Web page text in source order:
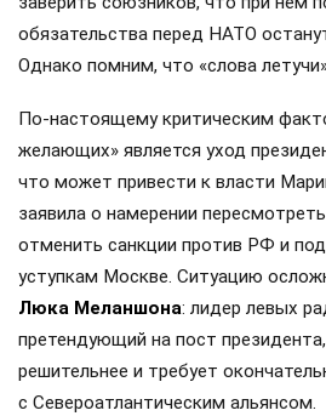
обязательства перед НАТО
Однако помним, что «слова
По-настоящему критическим
желающих» является уход
что может привести к власти
заявила о намерении
отменить санкции против РФ и
уступкам Москве. Ситуацию
Люка Меланшона: лидер левых
претендующий на пост
решительнее и требует
с Североатлантическим альянсом.